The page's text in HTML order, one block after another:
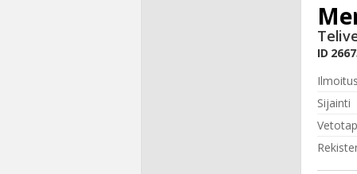
ID
Sijainti